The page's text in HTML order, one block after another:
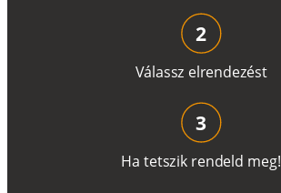
Válassz elrendezést
2
Ha tetszik rendeld meg!
3